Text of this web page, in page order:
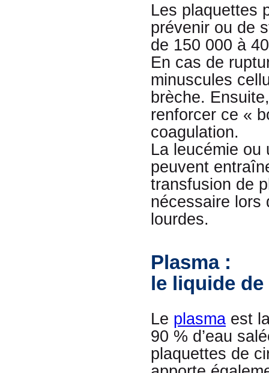
Les plaquettes
prévenir ou de
de 150 000 à
En cas de
minuscules
brèche.
renforcer ce «
coagulation.
La leucémie ou
peuvent
transfusion de
nécessaire lors
lourdes.
Plasma :
le liquide
Le plasma est
90 % d’eau
plaquettes de